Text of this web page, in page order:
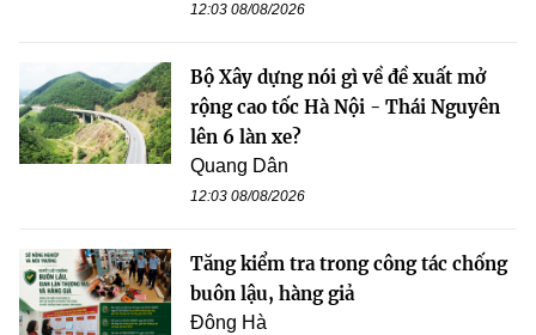
12:03 08/08/2026
Bộ Xây dựng nói gì về đề xuất mở
rộng cao tốc Hà Nội - Thái Nguyên
lên 6 làn xe?
Quang Dân
12:03 08/08/2026
Tăng kiểm tra trong công tác chống
buôn lậu, hàng giả
Đông Hà